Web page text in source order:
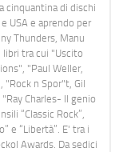
cinquantina di dischi
USA e aprendo per
Thunders, Manu
libri tra cui "Uscito
"Paul Weller,
"Rock n Spor"t, Gil
Charles- Il genio
“Classic Rock”,
e “Libertà”. E' tra i
Awards. Da sedici